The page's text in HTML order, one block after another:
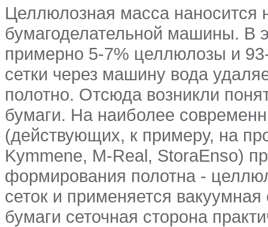
Целлюлозная масса наносится
бумагоделательной машины. В
примерно 5-7% целлюлозы и
сетки через машину вода
полотно. Отсюда возникли
бумаги. На наиболее
(действующих, к примеру, на
Kymmene, M-Real, StoraEnso)
формирования полотна -
сеток и применяется
бумаги сеточная сторона